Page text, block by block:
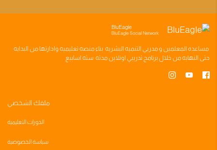
BluEagle
BluEagle Social Network
مساعده المعلمين ومدربي التنميه البشريه بناءمنصه تعليميه وادارتها من البدايه
حتى النهايه من خلال برنامج تدريبي اونلاين مدته سته اسابيع
ملفك الشخصي
الدورات التعليمية
سياسة الخصوصية